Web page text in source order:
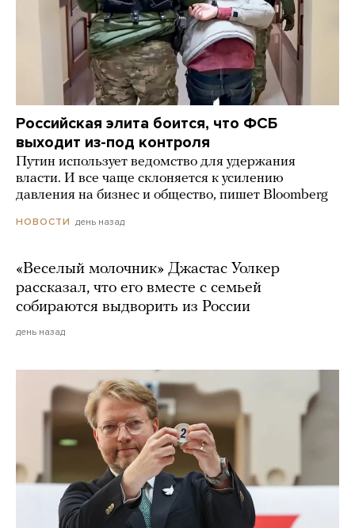
Российская элита боится, что ФСБ
выходит из-под контроля
Путин использует ведомство для удержания
власти. И все чаще склоняется к усилению
давления на бизнес и общество, пишет Bloomberg
НОВОСТИ день назад
«Веселый молочник» Джастас Уолкер
рассказал, что его вместе с семьей
собираются выдворить из России
день назад